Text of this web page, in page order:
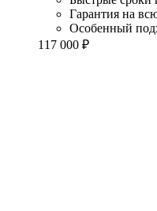
Гарантия на
Особенный
117 000 ₽